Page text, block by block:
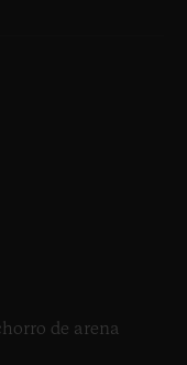
de arena